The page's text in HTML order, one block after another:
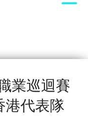
業巡迴賽
港代表隊